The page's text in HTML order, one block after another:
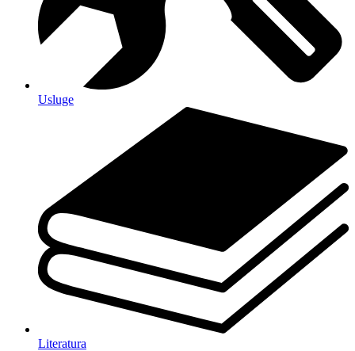
Usluge
Literatura